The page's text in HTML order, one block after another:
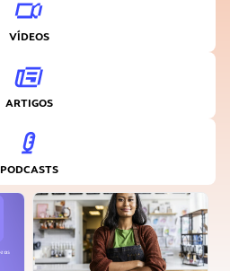
VÍDEOS
ARTIGOS
PODCASTS